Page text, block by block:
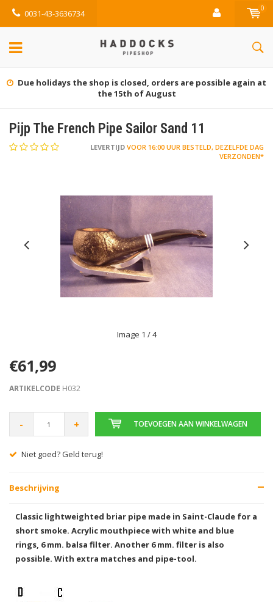
0031-43-3636734 0
Due holidays the shop is closed, orders are possible again at
the 15th of August
Pijp The French Pipe Sailor Sand 11
LEVERTIJD VOOR 16:00 UUR BESTELD, DEZELFDE DAG
VERZONDEN*
Image 1 / 4
€61,99
ARTIKELCODE H032
- + TOEVOEGEN AAN WINKELWAGEN
Niet goed? Geld terug!
Beschrijving
Classic lightweighted briar pipe made in Saint-Claude for a
short smoke. Acrylic mouthpiece with white and blue
rings, 6 mm. balsa filter. Another 6 mm. filter is also
possible. With extra matches and pipe-tool.